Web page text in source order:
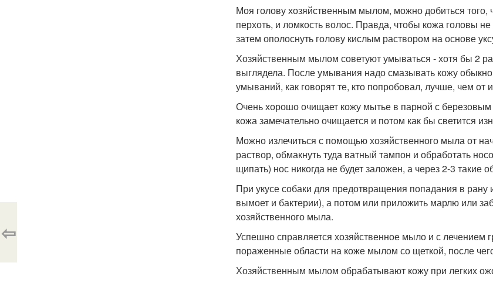
Моя голову хозяйственным мылом, можно добиться того,
перхоть, и ломкость волос. Правда, чтобы кожа головы
затем ополоснуть голову кислым раствором на основе
Хозяйственным мылом советуют умываться - хотя бы 2
выглядела. После умывания надо смазывать кожу
умываний, как говорят те, кто попробовал, лучше, чем
Очень хорошо очищает кожу мытье в парной с
кожа замечательно очищается и потом как бы светится
Можно излечиться с помощью хозяйственного мыла от
раствор, обмакнуть туда ватный тампон и обработать
щипать) нос никогда не будет заложен, а через 2-3 такие
При укусе собаки для предотвращения попадания в рану
вымоет и бактерии), а потом или приложить марлю или
хозяйственного мыла.
Успешно справляется хозяйственное мыло и с лечением
пораженные области на коже мылом со щеткой, после
Хозяйственным мылом обрабатывают кожу при легких
⇦